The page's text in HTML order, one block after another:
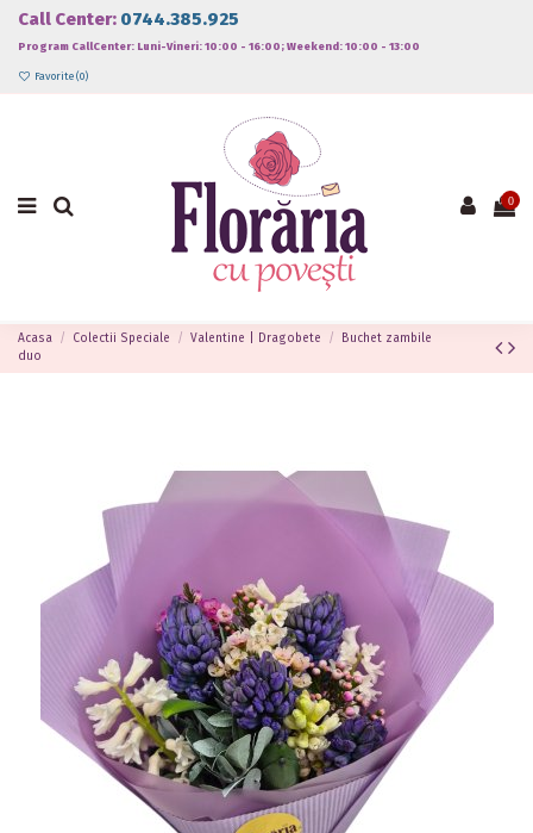
Call Center: 0744.385.925
Program CallCenter: Luni-Vineri: 10:00 - 16:00; Weekend: 10:00 - 13:00
Favorite (0)
0
Acasa Colectii Speciale Valentine | Dragobete
Buchet zambile
duo